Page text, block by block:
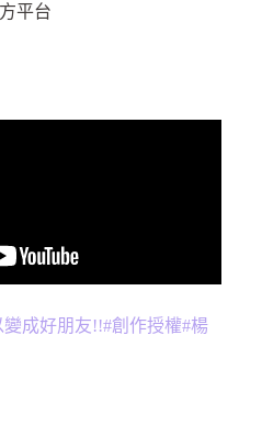
平台
成好朋友!!#創作授權#楊